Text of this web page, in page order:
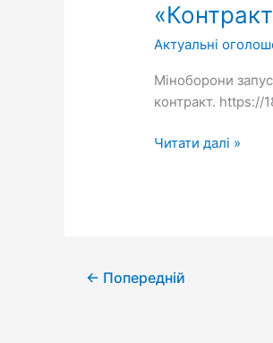
Актуальні
Міноборони
контракт. https://
24»:
долучитися
до
ЗСУ
Читати далі »
← Попередній